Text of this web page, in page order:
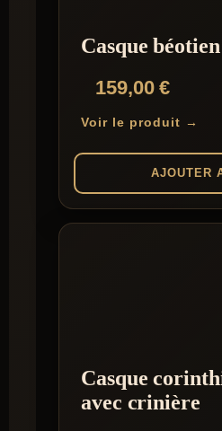
Casque
159,00€
Voir le produit →
AJOUTER
Casque
avec crinière